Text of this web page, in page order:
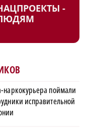
-
наркокурьера поймали
исправительной